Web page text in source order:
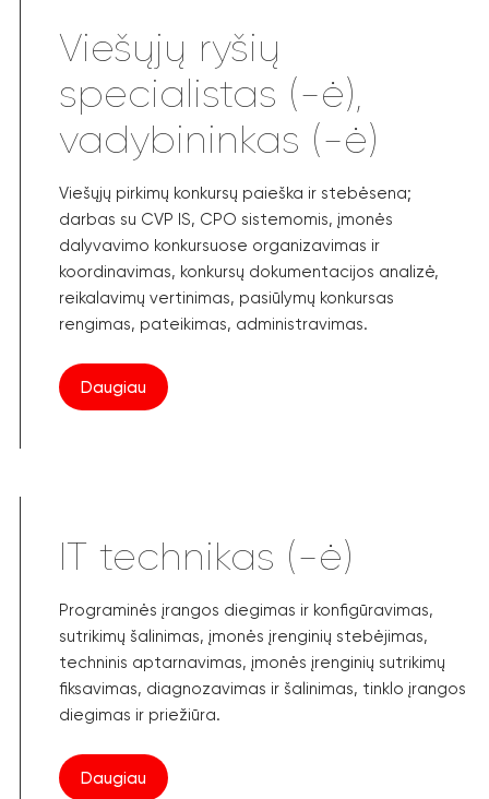
Viešųjų ryšių
specialistas (-ė),
vadybininkas (-ė)
Viešųjų pirkimų konkursų paieška ir stebėsena;
darbas su CVP IS, CPO sistemomis, įmonės
dalyvavimo konkursuose organizavimas ir
koordinavimas, konkursų dokumentacijos analizė,
reikalavimų vertinimas, pasiūlymų konkursas
rengimas, pateikimas, administravimas.
Daugiau
IT technikas (-ė)
Programinės įrangos diegimas ir konfigūravimas,
sutrikimų šalinimas, įmonės įrenginių stebėjimas,
techninis aptarnavimas, įmonės įrenginių sutrikimų
fiksavimas, diagnozavimas ir šalinimas, tinklo įrangos
diegimas ir priežiūra.
Daugiau